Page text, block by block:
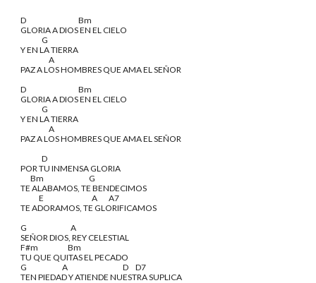
D                                     Bm
GLORIA A DIOS EN EL CIELO
               G
Y EN LA TIERRA
                    A
PAZ A LOS HOMBRES QUE AMA EL SEÑOR
D                                     Bm
GLORIA A DIOS EN EL CIELO
               G
Y EN LA TIERRA
                    A
PAZ A LOS HOMBRES QUE AMA EL SEÑOR
               D
POR TU INMENSA GLORIA
       Bm                                G
TE ALABAMOS, TE BENDECIMOS
             E                                  A        A7
TE ADORAMOS, TE GLORIFICAMOS
G                               A
SEÑOR DIOS, REY CELESTIAL
F#m                     Bm
TU QUE QUITAS EL PECADO
G                         A                                       D     D7
TEN PIEDAD Y ATIENDE NUESTRA SUPLICA